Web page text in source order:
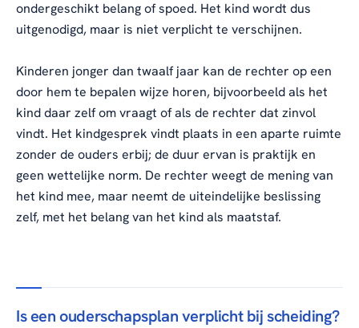
ondergeschikt belang of spoed. Het kind wordt dus
uitgenodigd, maar is niet verplicht te verschijnen.
Kinderen jonger dan twaalf jaar kan de rechter op een
door hem te bepalen wijze horen, bijvoorbeeld als het
kind daar zelf om vraagt of als de rechter dat zinvol
vindt. Het kindgesprek vindt plaats in een aparte ruimte
zonder de ouders erbij; de duur ervan is praktijk en
geen wettelijke norm. De rechter weegt de mening van
het kind mee, maar neemt de uiteindelijke beslissing
zelf, met het belang van het kind als maatstaf.
Is een ouderschapsplan verplicht bij scheiding?